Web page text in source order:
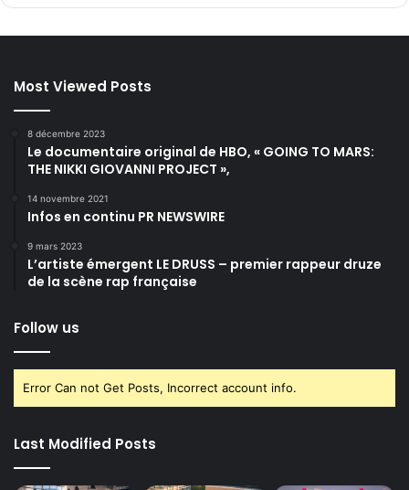
Most Viewed Posts
8 décembre 2023
Le documentaire original de HBO, « GOING TO MARS:
THE NIKKI GIOVANNI PROJECT »,
14 novembre 2021
Infos en continu PR NEWSWIRE
9 mars 2023
L’artiste émergent LE DRUSS – premier rappeur druze
de la scène rap française
Follow us
Error Can not Get Posts, Incorrect account info.
Last Modified Posts